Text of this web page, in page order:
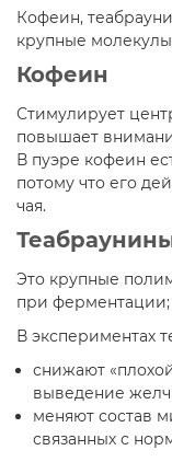
Кофеин,
крупные
Кофеин
Стимулирует
повышает
В пуэре кофеин
потому что его
чая.
Это крупные
при
В экспериментах
снижают
выведение
меняют состав
связанных с